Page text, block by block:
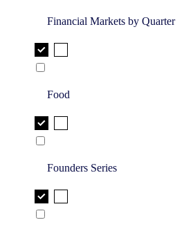
Financial Markets by Quarter
Food
Founders Series